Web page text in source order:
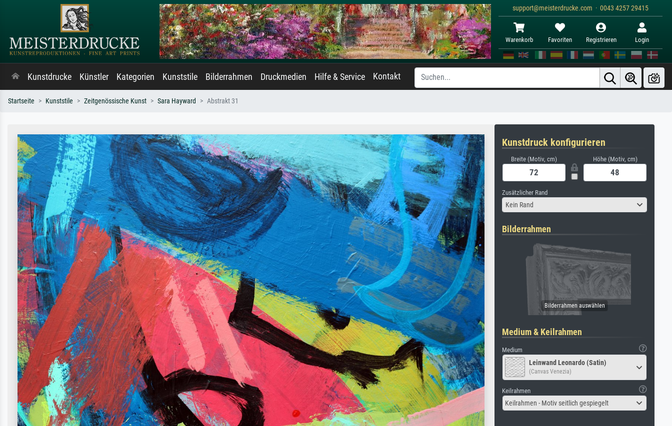
support@meisterdrucke.com · 0043 4257 29415
Warenkorb Favoriten Registrieren Login
Kunstdrucke Künstler Kategorien Kunststile Bilderrahmen Druckmedien Hilfe & Service Kontakt
Startseite Kunststile Zeitgenössische Kunst Sara Hayward Abstrakt 31
Kunstdruck konfigurieren
Breite (Motiv, cm) Höhe (Motiv, cm)
Zusätzlicher Rand
Kein Rand
Bilderrahmen
Medium & Keilrahmen
Medium
Leinwand Leonardo (Satin)
(Canvas Venezia)
Keilrahmen
Keilrahmen - Motiv seitlich gespiegelt